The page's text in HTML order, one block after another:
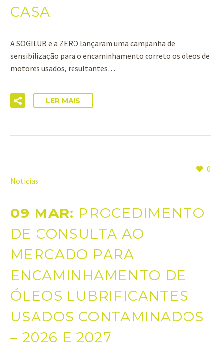
CASA
A SOGILUB e a ZERO lançaram uma campanha de
sensibilização para o encaminhamento correto os óleos de
motores usados, resultantes…
LER MAIS
0
Noticias
09 MAR: PROCEDIMENTO
DE CONSULTA AO
MERCADO PARA
ENCAMINHAMENTO DE
ÓLEOS LUBRIFICANTES
USADOS CONTAMINADOS
– 2026 E 2027